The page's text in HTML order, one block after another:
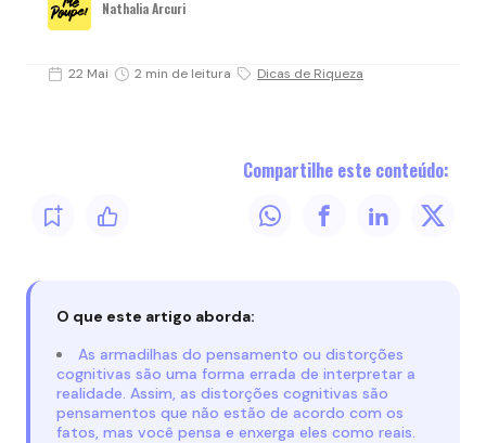
Nathalia Arcuri
22 Mai 2 min de leitura Dicas de Riqueza
Compartilhe este conteúdo:
O que este artigo aborda:
As armadilhas do pensamento ou distorções
cognitivas são uma forma errada de interpretar a
realidade. Assim, as distorções cognitivas são
pensamentos que não estão de acordo com os
fatos, mas você pensa e enxerga eles como reais.